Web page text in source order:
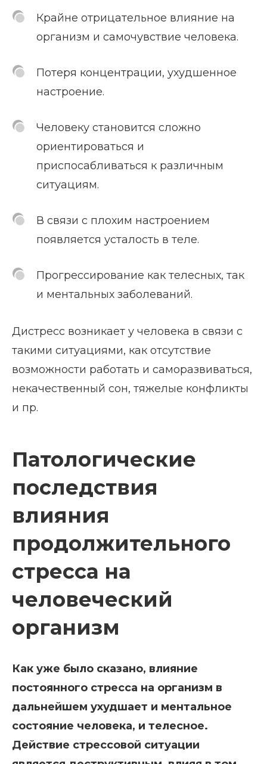
Крайне отрицательное влияние на
организм и самочувствие человека.
Потеря концентрации, ухудшенное
настроение.
Человеку становится сложно
ориентироваться и
приспосабливаться к различным
ситуациям.
В связи с плохим настроением
появляется усталость в теле.
Прогрессирование как телесных, так
и ментальных заболеваний.
Дистресс возникает у человека в связи с
такими ситуациями, как отсутствие
возможности работать и саморазвиваться,
некачественный сон, тяжелые конфликты
и пр.
Патологические
последствия
влияния
продолжительного
стресса на
человеческий
организм
Как уже было сказано, влияние
постоянного стресса на организм в
дальнейшем ухудшает и ментальное
состояние человека, и телесное.
Действие стрессовой ситуации